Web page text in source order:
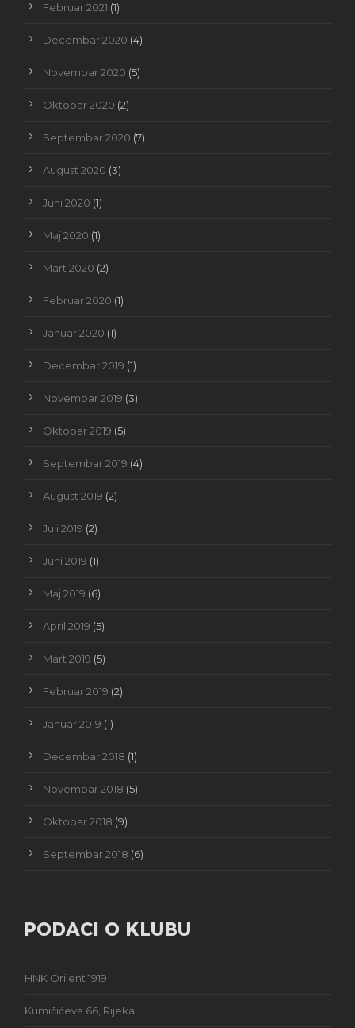
Februar 2021 (1)
Decembar 2020 (4)
Novembar 2020 (5)
Oktobar 2020 (2)
Septembar 2020 (7)
August 2020 (3)
Juni 2020 (1)
Maj 2020 (1)
Mart 2020 (2)
Februar 2020 (1)
Januar 2020 (1)
Decembar 2019 (1)
Novembar 2019 (3)
Oktobar 2019 (5)
Septembar 2019 (4)
August 2019 (2)
Juli 2019 (2)
Juni 2019 (1)
Maj 2019 (6)
April 2019 (5)
Mart 2019 (5)
Februar 2019 (2)
Januar 2019 (1)
Decembar 2018 (1)
Novembar 2018 (5)
Oktobar 2018 (9)
Septembar 2018 (6)
PODACI O KLUBU
HNK Orijent 1919
Kumičićeva 66, Rijeka